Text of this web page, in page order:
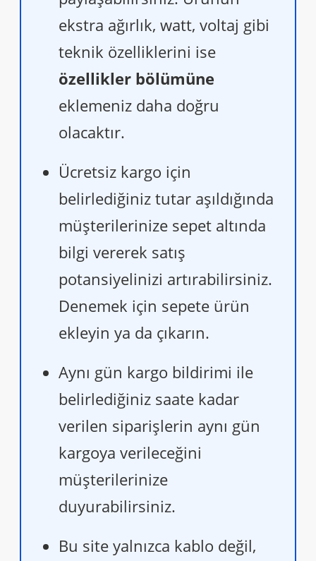
ekstra ağırlık, watt, voltaj gibi
teknik özelliklerini ise
özellikler bölümüne
eklemeniz daha doğru
olacaktır.
Ücretsiz kargo için
belirlediğiniz tutar aşıldığında
müşterilerinize sepet altında
bilgi vererek satış
potansiyelinizi artırabilirsiniz.
Denemek için sepete ürün
ekleyin ya da çıkarın.
Aynı gün kargo bildirimi ile
belirlediğiniz saate kadar
verilen siparişlerin aynı gün
kargoya verileceğini
müşterilerinize
duyurabilirsiniz.
Bu site yalnızca kablo değil,